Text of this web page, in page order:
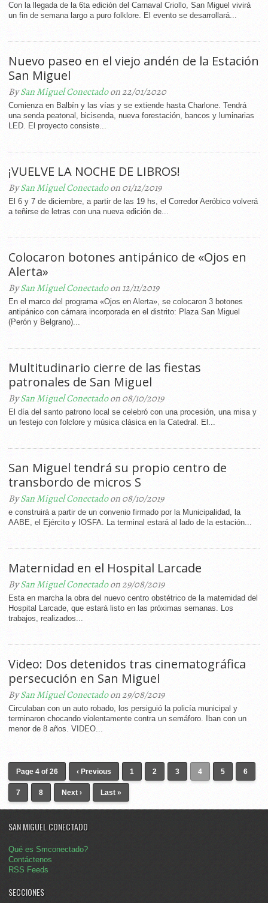
Con la llegada de la 6ta edición del Carnaval Criollo, San Miguel vivirá
un fin de semana largo a puro folklore. El evento se desarrollará...
Nuevo paseo en el viejo andén de la Estación
San Miguel
BySan Miguel Conectadoon 22/01/2020
Comienza en Balbín y las vías y se extiende hasta Charlone. Tendrá
una senda peatonal, bicisenda, nueva forestación, bancos y luminarias
LED. El proyecto consiste...
¡VUELVE LA NOCHE DE LIBROS!
BySan Miguel Conectadoon 01/12/2019
El 6 y 7 de diciembre, a partir de las 19 hs, el Corredor Aeróbico volverá
a teñirse de letras con una nueva edición de...
Colocaron botones antipánico de «Ojos en
Alerta»
BySan Miguel Conectadoon 12/11/2019
En el marco del programa «Ojos en Alerta», se colocaron 3 botones
antipánico con cámara incorporada en el distrito: Plaza San Miguel
(Perón y Belgrano)...
Multitudinario cierre de las fiestas
patronales de San Miguel
BySan Miguel Conectadoon 08/10/2019
El día del santo patrono local se celebró con una procesión, una misa y
un festejo con folclore y música clásica en la Catedral. El...
San Miguel tendrá su propio centro de
transbordo de micros S
BySan Miguel Conectadoon 08/10/2019
e construirá a partir de un convenio firmado por la Municipalidad, la
AABE, el Ejército y IOSFA. La terminal estará al lado de la estación...
Maternidad en el Hospital Larcade
BySan Miguel Conectadoon 29/08/2019
Esta en marcha la obra del nuevo centro obstétrico de la maternidad del
Hospital Larcade, que estará listo en las próximas semanas. Los
trabajos, realizados...
Video: Dos detenidos tras cinematográfica
persecución en San Miguel
BySan Miguel Conectadoon 29/08/2019
Circulaban con un auto robado, los persiguió la policía municipal y
terminaron chocando violentamente contra un semáforo. Iban con un
menor de 8 años. VIDEO...
Page 4 of 26 ‹ Previous 1 2 3 4 5 6
7 8 Next › Last »
SAN MIGUEL CONECTADO
Qué es Smconectado?
Contáctenos
RSS Feeds
SECCIONES